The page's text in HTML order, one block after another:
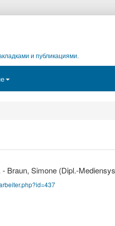
и публикациями.
Braun, Simone (Dipl.-